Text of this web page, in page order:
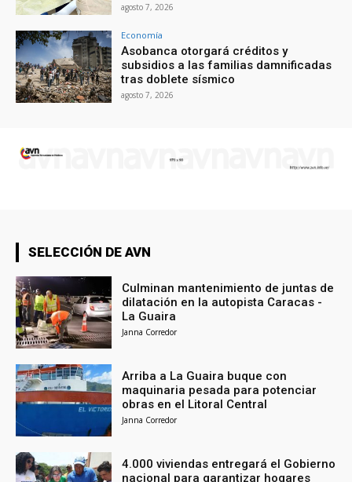
agosto 7, 2026
Economía
Asobanca otorgará créditos y
subsidios a las familias damnificadas
tras doblete sísmico
agosto 7, 2026
SELECCIÓN DE AVN
Culminan mantenimiento de juntas de
dilatación en la autopista Caracas -
La Guaira
Janna Corredor
Arriba a La Guaira buque con
maquinaria pesada para potenciar
obras en el Litoral Central
Janna Corredor
4.000 viviendas entregará el Gobierno
nacional para garantizar hogares